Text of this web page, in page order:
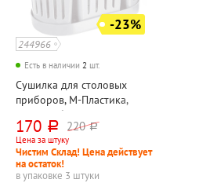
-23%
244966
Есть в наличии 2 шт.
Сушилка для столовых
приборов, М-Пластика,
пластик, белая, 3 секции, с
подставкой
170 руб. 220 руб.
Цена за штуку
Чистим Склад! Цена действует
на остаток!
в упаковке 3 штуки